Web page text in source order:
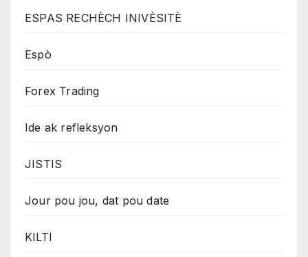
ESPAS RECHÈCH INIVÈSITÈ
Espò
Forex Trading
Ide ak refleksyon
JISTIS
Jour pou jou, dat pou date
KILTI